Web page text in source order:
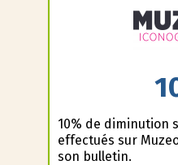
10% de diminution
effectués sur
son bulletin.